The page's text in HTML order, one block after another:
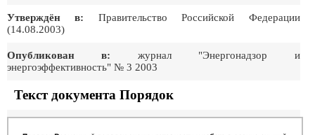
Утверждён в: Правительство Российской Федеpации
(14.08.2003)
Опубликован в: журнал "Энергонадзор и
энергоэффективность" № 3 2003
Текст документа Порядок